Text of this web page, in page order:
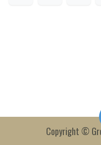
Copyright ©